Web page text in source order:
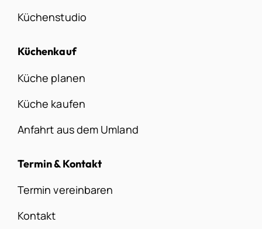
Küchenstudio
Küchenkauf
Küche planen
Küche kaufen
Anfahrt aus dem Umland
Termin & Kontakt
Termin vereinbaren
Kontakt